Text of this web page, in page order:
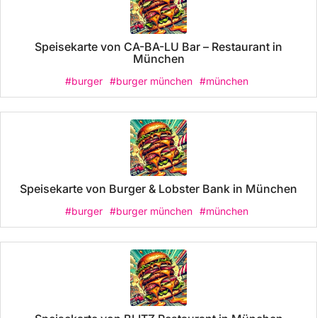
Speisekarte von CA-BA-LU Bar – Restaurant in
München
#burger #burger münchen #münchen
Speisekarte von Burger & Lobster Bank in München
#burger #burger münchen #münchen